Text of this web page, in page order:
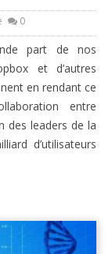
0
part de nos
et d’autres
en rendant ce
entre
des leaders de la
d’utilisateurs